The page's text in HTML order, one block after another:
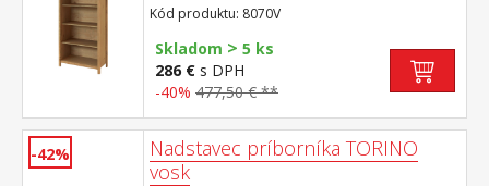
Kód produktu: 8070V
Skladom > 5 ks
286 € s DPH
-40% 477,50 € **
-42%
Nadstavec príborníka TORINO
vosk